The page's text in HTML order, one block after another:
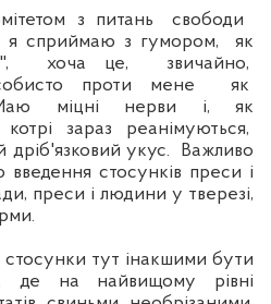
з питань свободи
я сприймаю з гумором, як
хоча це, звичайно,
проти мене як
міцні нерви і, як
зараз реанімуються,
укус. Важливо
стосунків преси і
преси і людини у тверезі,
тут інакшими бути
де на найвищому рівні